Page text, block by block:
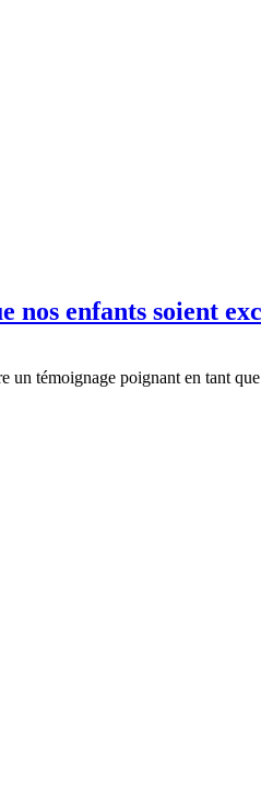
nos enfants soient
témoignage poignant en tant